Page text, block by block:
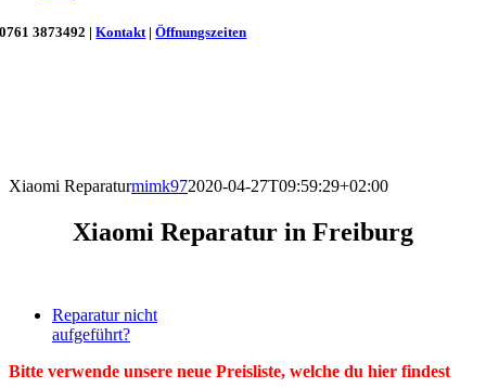
0761 3873492 |Kontakt |Öffnungszeiten
Xiaomi Reparaturmimk972020-04-27T09:59:29+02:00
Xiaomi Reparatur in Freiburg
Reparatur nicht
aufgeführt?
Bitte verwende unsere neue Preisliste, welche du hier findest